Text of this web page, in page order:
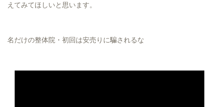
えてみてほしいと思います。
名だけの整体院・初回は安売りに騙されるな